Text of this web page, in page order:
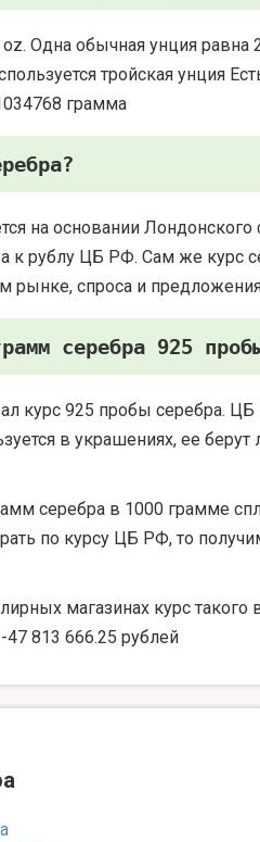
Одна обычная унция равна
тройская унция
грамма
на основании
к рублу ЦБ РФ. Сам же курс
рынке, спроса и
серебра 925
курс 925 пробы серебра.
в украшениях, ее
серебра в 1000 грамме
по курсу ЦБ РФ, то
магазинах курс
813 666.25 рублей